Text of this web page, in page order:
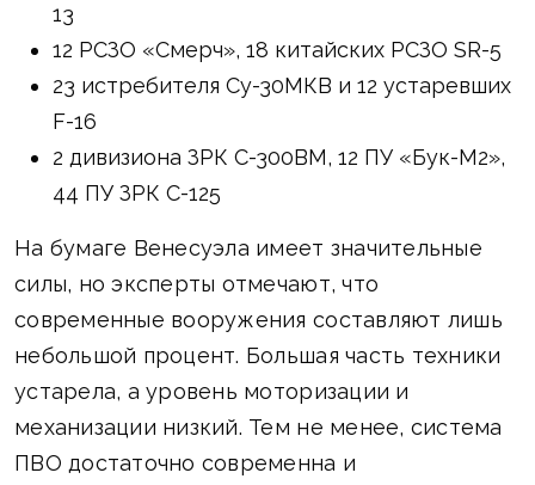
13
12 РСЗО «Смерч», 18 китайских РСЗО SR-5
23 истребителя Су-30МКВ и 12 устаревших
F-16
2 дивизиона ЗРК С-300ВМ, 12 ПУ «Бук-М2»,
44 ПУ ЗРК С-125
На бумаге Венесуэла имеет значительные
силы, но эксперты отмечают, что
современные вооружения составляют лишь
небольшой процент. Большая часть техники
устарела, а уровень моторизации и
механизации низкий. Тем не менее, система
ПВО достаточно современна и